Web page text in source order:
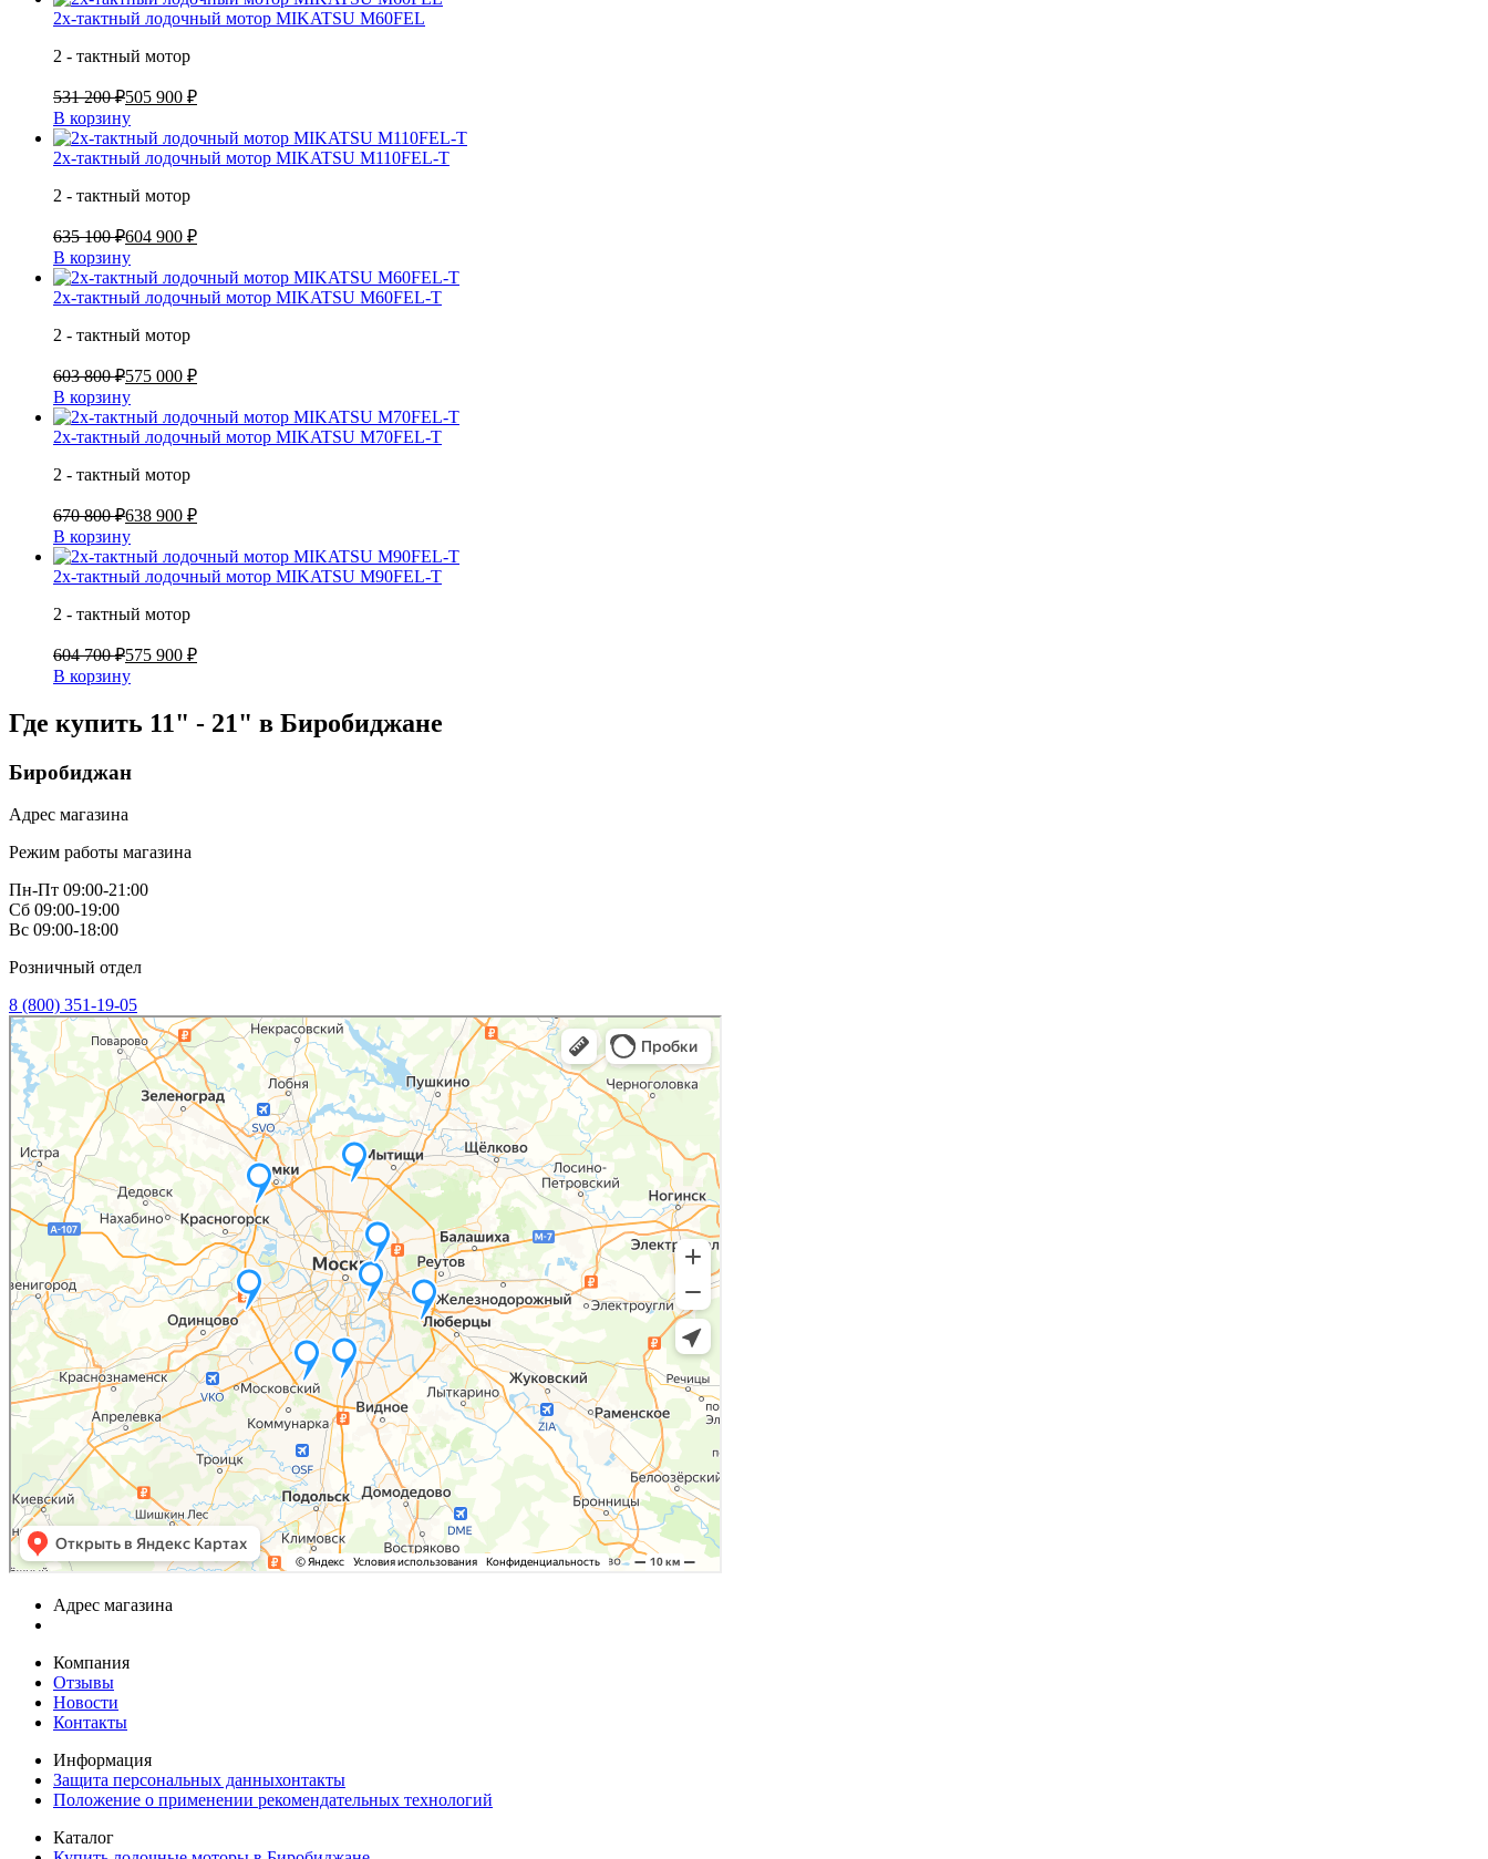
2х-тактный лодочный мотор MIKATSU M60FEL
2 - тактный мотор
531 200 ₽505 900 ₽
В корзину
2х-тактный лодочный мотор MIKATSU M110FEL-T
2 - тактный мотор
635 100 ₽604 900 ₽
В корзину
2х-тактный лодочный мотор MIKATSU M60FEL-T
2 - тактный мотор
603 800 ₽575 000 ₽
В корзину
2х-тактный лодочный мотор MIKATSU M70FEL-T
2 - тактный мотор
670 800 ₽638 900 ₽
В корзину
2х-тактный лодочный мотор MIKATSU M90FEL-T
2 - тактный мотор
604 700 ₽575 900 ₽
В корзину
Где купить 11" - 21" в Биробиджане
Биробиджан
Адрес магазина
Режим работы магазина
Пн-Пт 09:00-21:00
Сб 09:00-19:00
Вс 09:00-18:00
Розничный отдел
8 (800) 351-19-05
Адрес магазина
Компания
Отзывы
Новости
Контакты
Информация
Защита персональных данныхонтакты
Положение о применении рекомендательных технологий
Каталог